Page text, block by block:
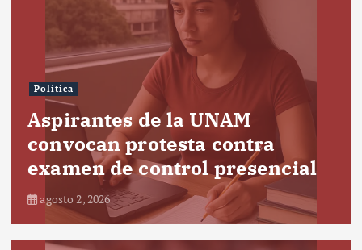
Política
Aspirantes de la UNAM
convocan protesta contra
examen de control presencial
agosto 2, 2026